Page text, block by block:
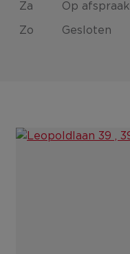
za Op afspraak
zo Gesloten